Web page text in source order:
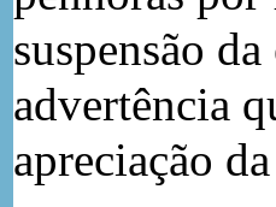
suspensão
advertência
apreciação